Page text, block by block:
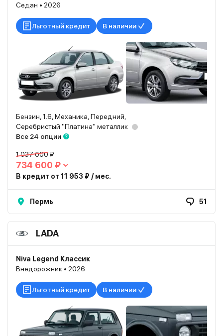
Седан • 2026
Льготный кредит В наличии
Бензин, 1.6, Механика, Передний,
Серебристый "Платина" металлик
Все 24 опции
1 037 000 ₽
734 600 ₽
В кредит от 11 953 ₽ / мес.
Пермь 51
LADA
Niva Legend Классик
Внедорожник • 2026
Льготный кредит В наличии